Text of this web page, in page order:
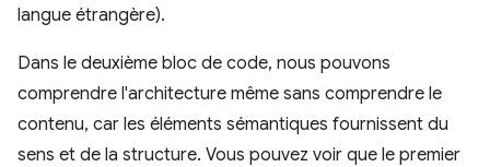
langue étrangère).
Dans le deuxième bloc de code, nous pouvons
comprendre l'architecture même sans comprendre le
contenu, car les éléments sémantiques fournissent du
sens et de la structure. Vous pouvez voir que le premier